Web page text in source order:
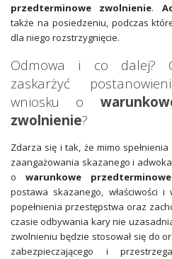
przedterminowe zwolnienie.
także na posiedzeniu, podczas
dla niego rozstrzygnięcie.
Odmowa i co dalej?
zaskarżyć
wniosku o
zwolnienie?
Zdarza się i tak, że mimo
zaangażowania skazanego i
owarunkowe
postawa skazanego, właściwości
popełnienia przestępstwa oraz
czasie odbywania kary nie
zwolnieniu będzie stosował się do
zabezpieczającego i